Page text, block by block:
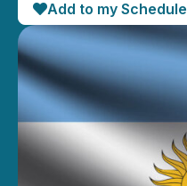
Add to my Schedule